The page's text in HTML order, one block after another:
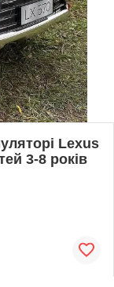
Lexus
3-8 років